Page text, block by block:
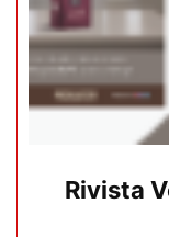
Rivista